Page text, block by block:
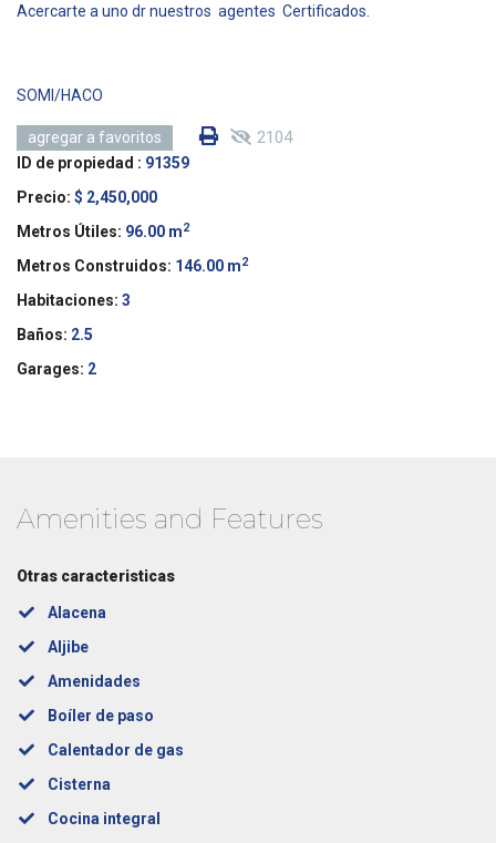
Acercarte a uno dr nuestros agentes Certificados.
SOMI/HACO
agregar a favoritos 2104
ID de propiedad : 91359
Precio: $ 2,450,000
Metros Útiles: 96.00 m2
Metros Construidos: 146.00 m2
Habitaciones: 3
Baños: 2.5
Garages: 2
Amenities and Features
Otras caracteristicas
Alacena
Aljibe
Amenidades
Boíler de paso
Calentador de gas
Cisterna
Cocina integral